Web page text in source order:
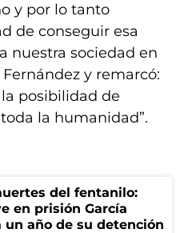
y por lo tanto
de conseguir esa
nuestra sociedad en
y remarcó:
posibilidad de
la humanidad”.
del fentanilo:
en prisión García
un año de su detención